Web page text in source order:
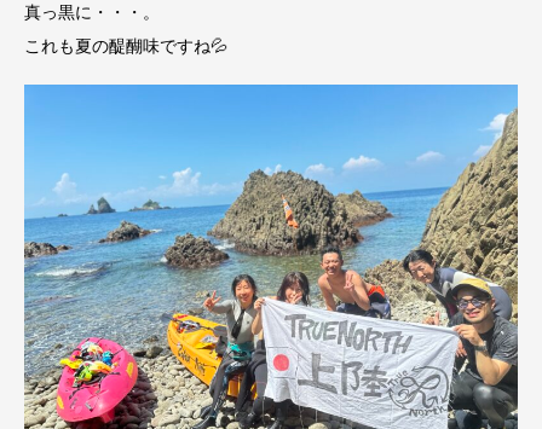
真っ黒に・・・。
これも夏の醍醐味ですね💦